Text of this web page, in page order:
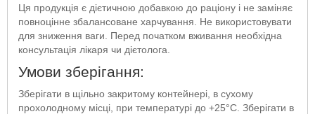
Ця продукція є дієтичною добавкою до раціону і не заміняє
повноцінне збалансоване харчування. Не використовувати
для зниження ваги. Перед початком вживання необхідна
консультація лікаря чи дієтолога.
Умови зберігання:
Зберігати в щільно закритому контейнері, в сухому
прохолодному місці, при температурі до +25°C. Зберігати в